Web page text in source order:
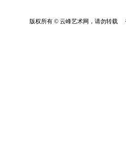
版权所有 © 云峰艺术网，请勿转载